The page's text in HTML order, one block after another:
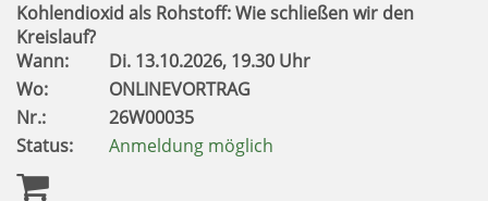
Kohlendioxid als Rohstoff: Wie schließen wir den
Kreislauf?
Wann:
Di. 13.10.2026, 19.30 Uhr
Wo:
ONLINEVORTRAG
Nr.:
26W00035
Status:
Anmeldung möglich